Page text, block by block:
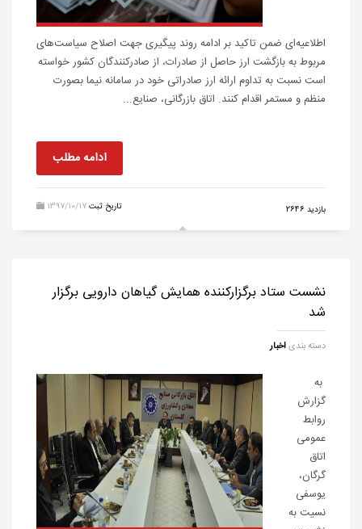
اطلاعیه‌ای ضمن تاکید بر ادامه روند پیگیری جهت اصلاح سیاست‌های
مربوط به بازگشت ارز حاصل از صادرات، از صادرکنندگان کشور خواسته
است نسبت به تداوم ارائه ارز صادراتی خود در سامانه نیما بصورت
منظم و مستمر اقدام کنند. اتاق بازرگانی، صنایع...
ادامه مطلب
1397/10/17تاریخ ثبت بازدید 2646
نشست ستاد برگزارکننده همایش گیاهان دارویی برگزار
شد
دسته بندیاخبار
به
گزارش
روابط
عمومی
اتاق
گرگان،
یوسفی
نسیت به